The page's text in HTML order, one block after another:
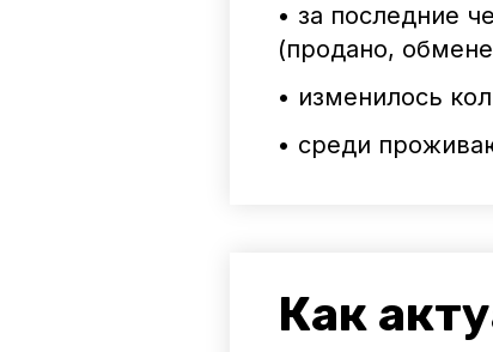
• за последние
(продано,
• изменилось
• среди
Как